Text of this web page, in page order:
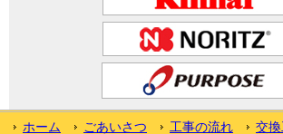
ホーム ごあいさつ 工事の流れ 交換